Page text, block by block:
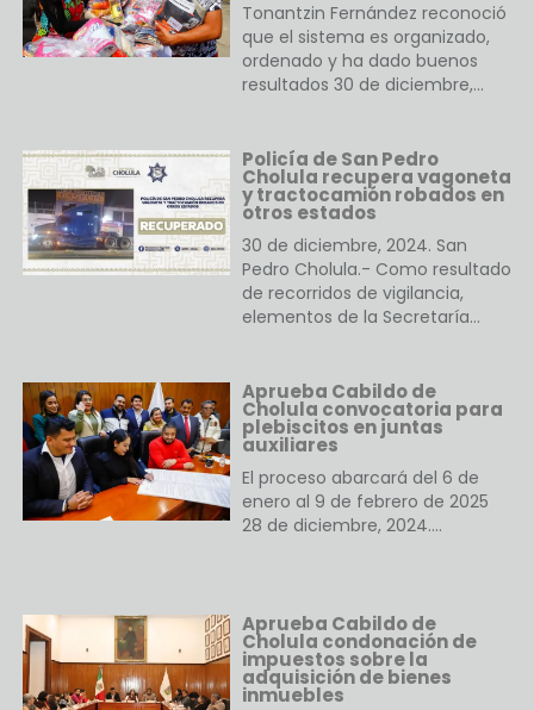
Tonantzin Fernández reconoció
que el sistema es organizado,
ordenado y ha dado buenos
resultados 30 de diciembre,…
Policía de San Pedro
Cholula recupera vagoneta
y tractocamión robados en
otros estados
30 de diciembre, 2024. San
Pedro Cholula.- Como resultado
de recorridos de vigilancia,
elementos de la Secretaría…
Aprueba Cabildo de
Cholula convocatoria para
plebiscitos en juntas
auxiliares
El proceso abarcará del 6 de
enero al 9 de febrero de 2025
28 de diciembre, 2024.…
Aprueba Cabildo de
Cholula condonación de
impuestos sobre la
adquisición de bienes
inmuebles